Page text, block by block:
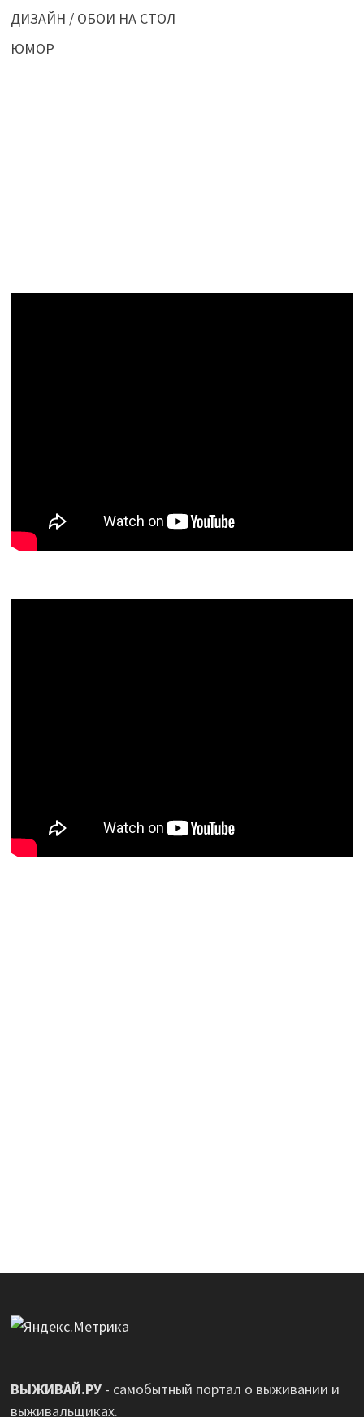
ДИЗАЙН / ОБОИ НА СТОЛ
ЮМОР
ВЫЖИВАЙ.РУ- самобытный портал о выживании и
выживальщиках.